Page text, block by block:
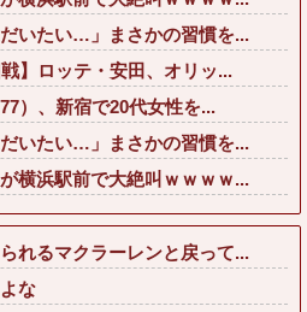
いたい…」まさかの習慣を...
】ロッテ・安田、オリッ...
）、新宿で20代女性を...
いたい…」まさかの習慣を...
横浜駅前で大絶叫ｗｗｗｗ...
れるマクラーレンと戻って...
な